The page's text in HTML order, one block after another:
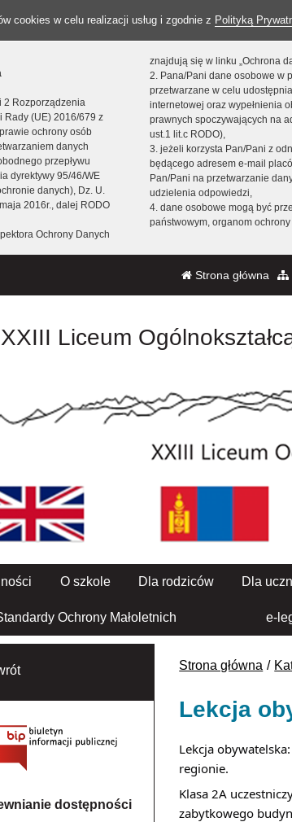
cookies w celu realizacji usług i zgodnie z Polityką
2 Rozporządzenia
Rady (UE) 2016/679 z
ochrony osób
danych
przepływu
dyrektywy 95/46/WE
danych), Dz. U.
2016r., dalej RODO
Ochrony Danych
znajdują się w linku „Ochrona
2. Pana/Pani dane osobowe w
przetwarzane w celu
internetowej oraz wypełnienia
prawnych spoczywających na
ust.1 lit.c RODO),
3. jeżeli korzysta Pan/Pani z
będącego adresem e-mail
Pan/Pani na przetwarzanie
udzielenia odpowiedzi,
4. dane osobowe mogą być
państwowym, organom
Strona główna
XXIII Liceum
O szkole Dla rodziców Dla
Ochrony Małoletnich e-
Strona główna
Lekcja
Lekcja
regionie.
Klasa 2A
zabytkowego
dostępności